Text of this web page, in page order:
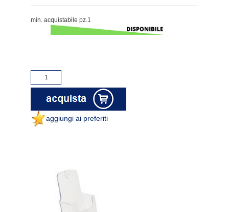
min. acquistabile pz.1
aggiungi ai preferiti